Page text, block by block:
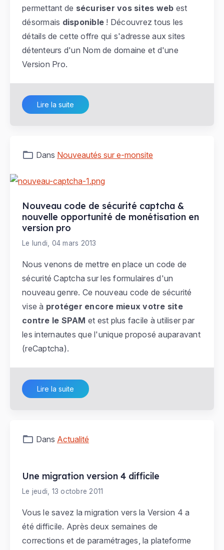
permettant de sécuriser vos sites web est
désormais disponible ! Découvrez tous les
détails de cette offre qui s'adresse aux sites
détenteurs d'un Nom de domaine et d'une
Version Pro.
Lire la suite
Dans Nouveautés sur e-monsite
Nouveau code de sécurité captcha &
nouvelle opportunité de monétisation en
version pro
Le lundi, 04 mars 2013
Nous venons de mettre en place un code de
sécurité Captcha sur les formulaires d'un
nouveau genre. Ce nouveau code de sécurité
vise à protéger encore mieux votre site
contre le SPAM et est plus facile à utiliser par
les internautes que l'unique proposé auparavant
(reCaptcha).
Lire la suite
Dans Actualité
Une migration version 4 difficile
Le jeudi, 13 octobre 2011
Vous le savez la migration vers la Version 4 a
été difficile. Après deux semaines de
corrections et de paramétrages, la plateforme